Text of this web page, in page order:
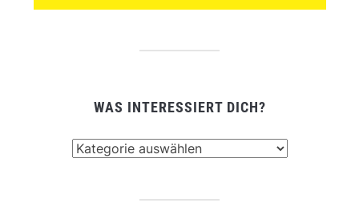
WAS INTERESSIERT DICH?